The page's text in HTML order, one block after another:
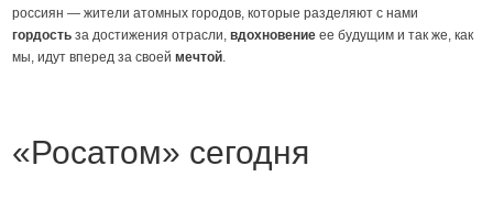
россиян — жители атомных городов, которые разделяют с нами
гордость за достижения отрасли,вдохновение ее будущим и так же, как
мы, идут вперед за своеймечтой.
«Росатом» сегодня